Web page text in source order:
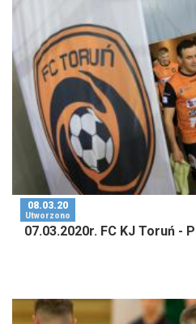
08.03.20
Utworzono
07.03.2020r. FC KJ Toruń -